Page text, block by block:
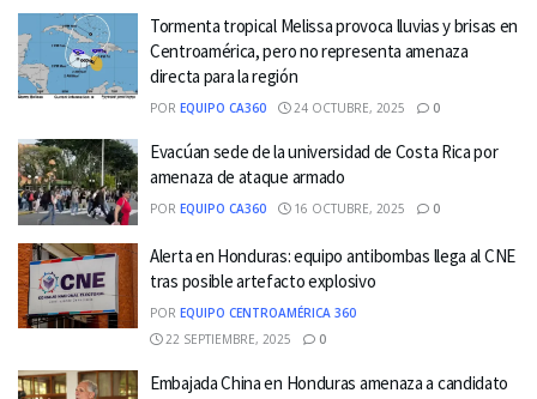
Tormenta tropical Melissa provoca lluvias y brisas en
Centroamérica, pero no representa amenaza
directa para la región
POR EQUIPO CA360 24 OCTUBRE, 2025 0
Evacúan sede de la universidad de Costa Rica por
amenaza de ataque armado
POR EQUIPO CA360 16 OCTUBRE, 2025 0
Alerta en Honduras: equipo antibombas llega al CNE
tras posible artefacto explosivo
POR EQUIPO CENTROAMÉRICA 360
22 SEPTIEMBRE, 2025
0
Embajada China en Honduras amenaza a candidato